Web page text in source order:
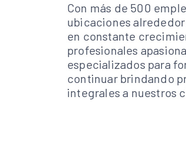
Con más de 500
ubicaciones alrededor
en constante
profesionales
especializados para
continuar brindando
integrales a nuestros